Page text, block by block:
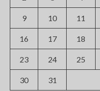
9 10 11
16 17 18
23 24 25
30 31